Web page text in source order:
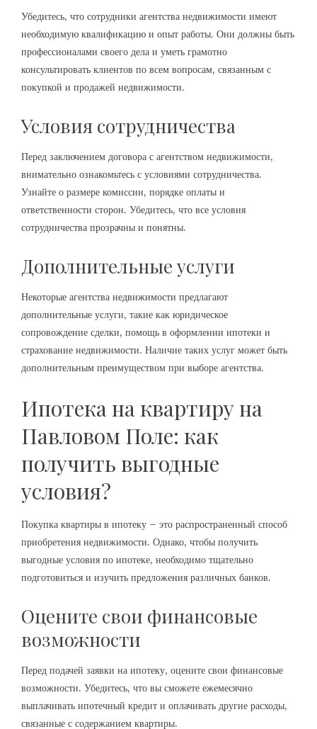
Убедитесь, что сотрудники агентства недвижимости имеют
необходимую квалификацию и опыт работы. Они должны быть
профессионалами своего дела и уметь грамотно
консультировать клиентов по всем вопросам, связанным с
покупкой и продажей недвижимости.
Условия сотрудничества
Перед заключением договора с агентством недвижимости,
внимательно ознакомьтесь с условиями сотрудничества.
Узнайте о размере комиссии, порядке оплаты и
ответственности сторон. Убедитесь, что все условия
сотрудничества прозрачны и понятны.
Дополнительные услуги
Некоторые агентства недвижимости предлагают
дополнительные услуги, такие как юридическое
сопровождение сделки, помощь в оформлении ипотеки и
страхование недвижимости. Наличие таких услуг может быть
дополнительным преимуществом при выборе агентства.
Ипотека на квартиру на
Павловом Поле: как
получить выгодные
условия?
Покупка квартиры в ипотеку – это распространенный способ
приобретения недвижимости. Однако, чтобы получить
выгодные условия по ипотеке, необходимо тщательно
подготовиться и изучить предложения различных банков.
Оцените свои финансовые
возможности
Перед подачей заявки на ипотеку, оцените свои финансовые
возможности. Убедитесь, что вы сможете ежемесячно
выплачивать ипотечный кредит и оплачивать другие расходы,
связанные с содержанием квартиры.